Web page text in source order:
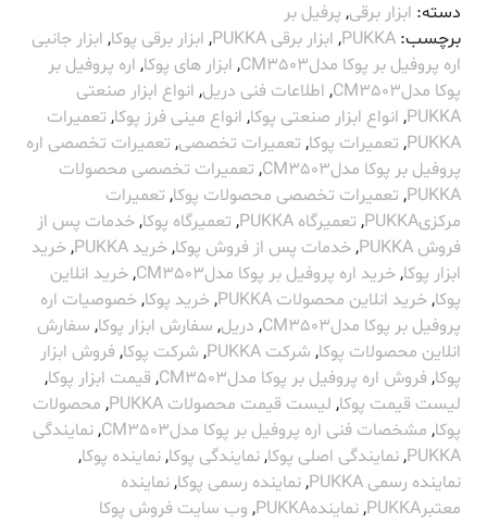
دسته: ابزار برقی, پرفیل بر
برچسب: PUKKA
, ابزار برقی PUKKA , ابزار برقی پوکا, ابزار جانبی
اره پروفیل بر پوکا مدلCM3503
, ابزار های پوکا, اره پروفیل بر
پوکا مدلCM3503
, اطلاعات فنی دریل, انواع ابزار صنعتی
PUKKA
, انواع ابزار صنعتی پوکا, انواع مینی فرز پوکا, تعمیرات
PUKKA
, تعمیرات پوکا, تعمیرات تخصصی, تعمیرات تخصصی اره
پروفیل بر پوکا مدلCM3503
, تعمیرات تخصصی محصولات
PUKKA
, تعمیرات تخصصی محصولات پوکا, تعمیرات
مرکزیPUKKA
, تعمیرگاه PUKKA , تعمیرگاه پوکا,خدمات پس از
فروش PUKKA
,خدمات پس از فروش پوکا,خرید PUKKA ,خرید
ابزار پوکا,خرید اره پروفیل بر پوکا مدلCM3503 ,خرید انلاین
پوکا,خرید انلاین محصولات PUKKA ,خرید پوکا,خصوصیات اره
پروفیل بر پوکا مدلCM3503
, دریل, سفارش ابزار پوکا, سفارش
انلاین محصولات پوکا, شرکت PUKKA , شرکت پوکا, فروش ابزار
پوکا, فروش اره پروفیل بر پوکا مدلCM3503 , قیمت ابزار پوکا,
لیست قیمت پوکا, لیست قیمت محصولات PUKKA , محصولات
پوکا, مشخصات فنی اره پروفیل بر پوکا مدلCM3503 ,نمایندگی
PUKKA
,نمایندگی اصلی پوکا,نمایندگی پوکا,نماینده پوکا,
نماینده رسمی PUKKA
,نماینده رسمی پوکا,نماینده
معتبرPUKKA
,نمایندهPUKKA , وب سایت فروش پوکا